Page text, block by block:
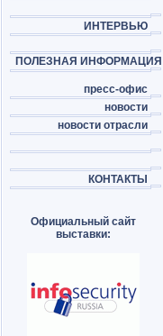
ИНТЕРВЬЮ
ПОЛЕЗНАЯ ИНФОРМАЦИЯ
пресс-офис
новости
новости отрасли
КОНТАКТЫ
Официальный сайт
выставки: